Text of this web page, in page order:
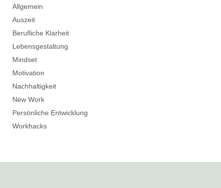
Allgemein
Auszeit
Berufliche Klarheit
Lebensgestaltung
Mindset
Motivation
Nachhaltigkeit
New Work
Persönliche Entwicklung
Workhacks